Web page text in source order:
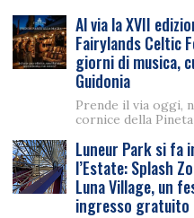
Al via la XVII
Fairylands Celtic
giorni di musica,
Guidonia
Prende il via oggi,
cornice della Pineta
Luneur Park si fa
l’Estate: Splash
Luna Village, un
ingresso gratuito